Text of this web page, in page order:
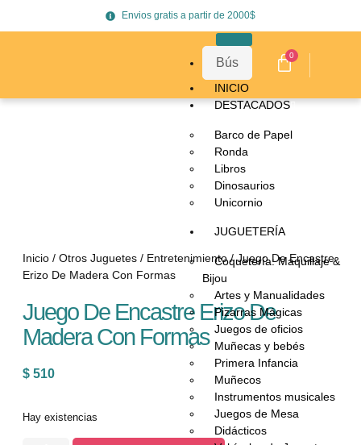
Envios gratis a partir de 2000$
INICIO
DESTACADOS
Barco de Papel
Ronda
Libros
Dinosaurios
Unicornio
JUGUETERÍA
Coquetería: Maquillaje &
Bijou
Artes y Manualidades
Pizarras Mágicas
Juegos de oficios
Muñecas y bebés
Primera Infancia
Muñecos
Instrumentos musicales
Juegos de Mesa
Didácticos
0
Inicio / Otros Juguetes / Entretenimiento/ Juego De Encastre
Erizo De Madera Con Formas
Juego De Encastre Erizo De
Madera Con Formas
$ 510
Hay existencias